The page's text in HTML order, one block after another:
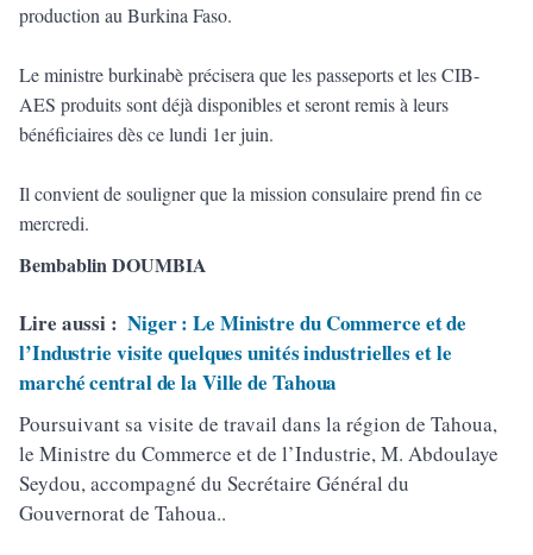
production au Burkina Faso.
Le ministre burkinabè précisera que les passeports et les CIB-
AES produits sont déjà disponibles et seront remis à leurs
bénéficiaires dès ce lundi 1er juin.
Il convient de souligner que la mission consulaire prend fin ce
mercredi.
Bembablin DOUMBIA
Lire aussi : Niger : Le Ministre du Commerce et de
l’Industrie visite quelques unités industrielles et le
marché central de la Ville de Tahoua
Poursuivant sa visite de travail dans la région de Tahoua,
le Ministre du Commerce et de l’Industrie, M. Abdoulaye
Seydou, accompagné du Secrétaire Général du
Gouvernorat de Tahoua..